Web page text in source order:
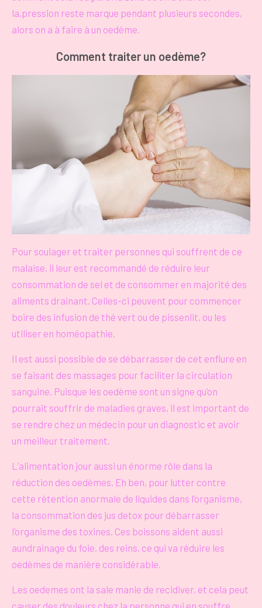
la,pression reste marque pendant plusieurs secondes,
alors on a à faire à un oedème.
Comment traiter un oedème?
Pour soulager et traiter personnes qui souffrent de ce
malaise, il leur est recommandé de réduire leur
consommation de sel et de consommer en majorité des
aliments drainant. Celles-ci peuvent pour commencer
boire des infusion de thé vert ou de pissenlit, ou les
utiliser en homéopathie.
Il est aussi possible de se débarrasser de cet enflure en
se faisant des massages pour faciliter la circulation
sanguine. Puisque les oedème sont un signe qu’on
pourrait souffrir de maladies graves, il est important de
se rendre chez un médecin pour un diagnostic et avoir
un meilleur traitement.
L’alimentation jour aussi un énorme rôle dans la
réduction des oedèmes. Eh ben, pour lutter contre
cette rétention anormale de liquides dans l’organisme,
la consommation des jus detox pour débarrasser
l’organisme des toxines. Ces boissons aident aussi
aundrainage du foie, des reins, ce qui va réduire les
oedèmes de manière considérable.
Les oedemes ont la sale manie de recidiver, et cela peut
causer des douleurs chez la personne qui en souffre.